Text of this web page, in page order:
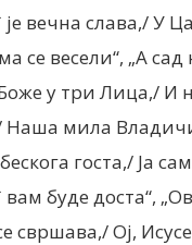
вечна слава,/ У
се весели“, „А сад
у три Лица,/ И
мила
госта,/ Ја
буде доста“,
свршава,/ Ој,